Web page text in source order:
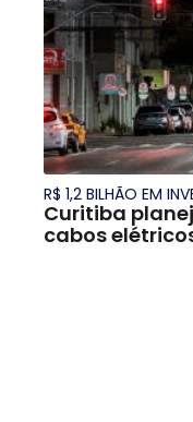
R$ 1,2 BILHÃO EM
Curitiba
cabos